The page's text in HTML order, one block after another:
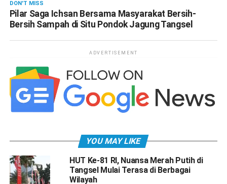
DON'T MISS
Pilar Saga Ichsan Bersama Masyarakat Bersih-
Bersih Sampah di Situ Pondok Jagung Tangsel
ADVERTISEMENT
YOU MAY LIKE
HUT Ke-81 RI, Nuansa Merah Putih di
Tangsel Mulai Terasa di Berbagai
Wilayah